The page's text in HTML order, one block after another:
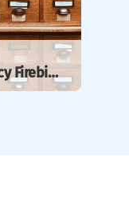
Reviving data from a legacy Firebird database